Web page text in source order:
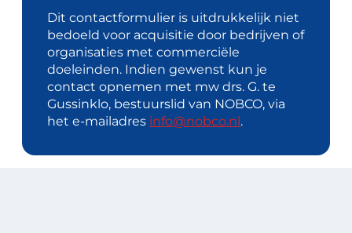
Dit contactformulier is uitdrukkelijk niet
bedoeld voor acquisitie door bedrijven of
organisaties met commerciële
doeleinden. Indien gewenst kun je
contact opnemen met mw drs. G. te
Gussinklo, bestuurslid van NOBCO, via
het e-mailadres info@nobco.nl.